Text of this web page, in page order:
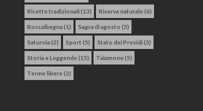
Ricette tradizionali (13) Riserva naturale (6)
Roccalbegna (1) Sagra di agosto (5)
Saturnia (2) Sport (5) Stato dei Presidi (3)
Storia e Leggende (15) Talamone (5)
Terme libere (2)